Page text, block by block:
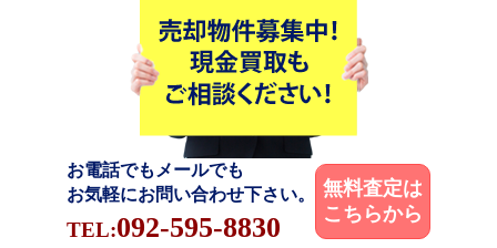
お電話でもメールでも
お気軽にお問い合わせ下さい。
TEL:092-595-8830
無料査定は
こちらから